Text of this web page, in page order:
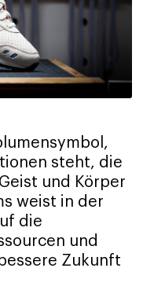
steht, die
und Körper
weist in der
die
und
Zukunft